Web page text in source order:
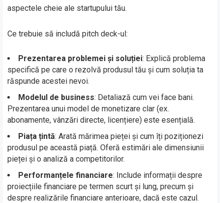
aspectele cheie ale startupului tău.
Ce trebuie să includă pitch deck-ul:
Prezentarea problemei și soluției: Explică problema
specifică pe care o rezolvă produsul tău și cum soluția ta
răspunde acestei nevoi.
Modelul de business: Detaliază cum vei face bani.
Prezentarea unui model de monetizare clar (ex.
abonamente, vânzări directe, licențiere) este esențială.
Piața țintă: Arată mărimea pieței și cum îți poziționezi
produsul pe această piață. Oferă estimări ale dimensiunii
pieței și o analiză a competitorilor.
Performanțele financiare: Include informații despre
proiecțiile financiare pe termen scurt și lung, precum și
despre realizările financiare anterioare, dacă este cazul.